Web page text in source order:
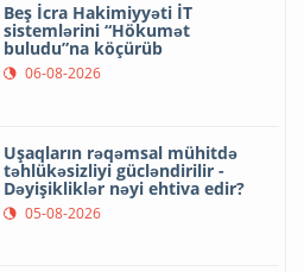
Beş İcra Hakimiyyəti İT
sistemlərini “Hökumət
buludu”na köçürüb
06-08-2026
Uşaqların rəqəmsal mühitdə
təhlükəsizliyi gücləndirilir -
Dəyişikliklər nəyi ehtiva edir?
05-08-2026